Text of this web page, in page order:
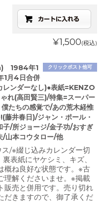
¥1,500(税込)
クリックポスト他可
1984年1
1月4日合併
ンダーなし)●表紙=KENZO
れ(高田賢三)/特集=スーパー
たちの感覚で/あの荒木経惟
藤井春日)/ジャン・ポール・
子/所ジョージ/金子功/おすぎ
/山本コウタロー/他
/※綴じ込みカレンダー切
表紙にヤケシミ、キズ、
概ね良好な状態です。※古
理解くださいませ。※掲載
販売と併用です。売り切れ
だきますので、御了承くだ